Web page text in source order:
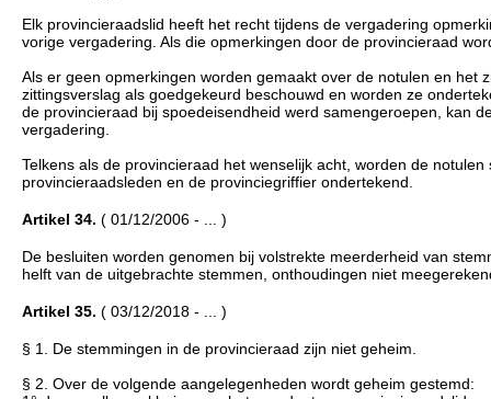
Elk provincieraadslid heeft het recht tijdens de vergadering
vorige vergadering. Als die opmerkingen door de provincieraad
Als er geen opmerkingen worden gemaakt over de notulen en
zittingsverslag als goedgekeurd beschouwd en worden ze
de provincieraad bij spoedeisendheid werd samengeroepen, kan
vergadering.
Telkens als de provincieraad het wenselijk acht, worden de
provincieraadsleden en de provinciegriffier ondertekend.
Artikel 34. ( 01/12/2006 - ... )
De besluiten worden genomen bij volstrekte meerderheid van
helft van de uitgebrachte stemmen, onthoudingen niet
Artikel 35. ( 03/12/2018 - ... )
§ 1. De stemmingen in de provincieraad zijn niet geheim.
§ 2. Over de volgende aangelegenheden wordt geheim gestemd: